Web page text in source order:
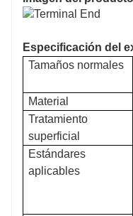
Especificación del
Tamaños normales
Material
Tratamiento
superficial
Estándares
aplicables